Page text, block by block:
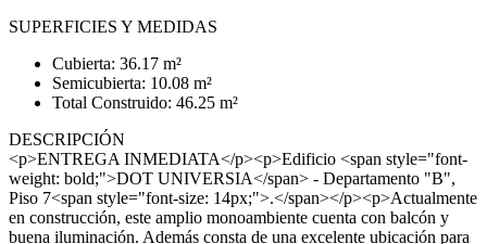
SUPERFICIES Y MEDIDAS
Cubierta: 36.17 m²
Semicubierta: 10.08 m²
Total Construido: 46.25 m²
DESCRIPCIÓN
<p>ENTREGA INMEDIATA</p><p>Edificio <span style="font-
weight: bold;">DOT UNIVERSIA</span> - Departamento "B",
Piso 7<span style="font-size: 14px;">.</span></p><p>Actualmente
en construcción, este amplio monoambiente cuenta con balcón y
buena iluminación. Además consta de una excelente ubicación para